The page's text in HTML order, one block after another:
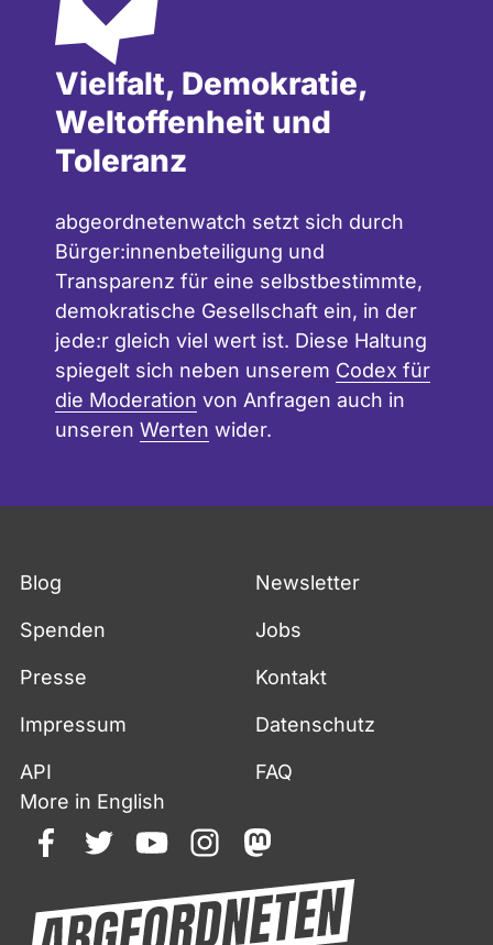
Vielfalt, Demokratie,
Weltoffenheit und
Toleranz
abgeordnetenwatch setzt sich durch
Bürger:innenbeteiligung und
Transparenz für eine selbstbestimmte,
demokratische Gesellschaft ein, in der
jede:r gleich viel wert ist. Diese Haltung
spiegelt sich neben unserem Codex für
die Moderation von Anfragen auch in
unseren Werten wider.
Blog Newsletter
Spenden Jobs
Presse Kontakt
Impressum Datenschutz
API
FAQ
More in English
facebooktwitteryoutubeinstagrammastodon